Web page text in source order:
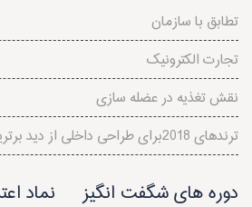
تطابق با سازمان
تجارت الکترونیک
نقش تغذیه در عضله سازی
ترندهای 2018برای طراحی داخلی از دید برترین معماران
دوره های شگفت انگیز نماد